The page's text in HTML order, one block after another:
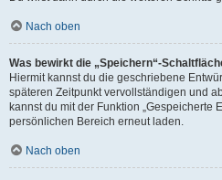
Nach oben
Was bewirkt die „Speichern“-
Hiermit kannst du die geschriebene
späteren Zeitpunkt vervollständigen und
kannst du mit der Funktion „Gespeicherte
persönlichen Bereich erneut laden.
Nach oben